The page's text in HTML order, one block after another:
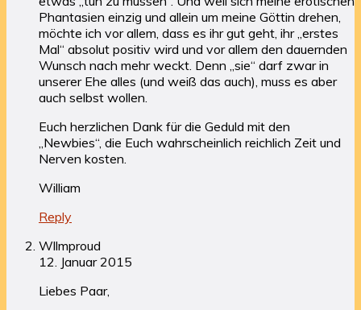
Phantasien einzig und allein um meine Göttin drehen,
möchte ich vor allem, dass es ihr gut geht, ihr „erstes
Mal“ absolut positiv wird und vor allem den dauernden
Wunsch nach mehr weckt. Denn „sie“ darf zwar in
unserer Ehe alles (und weiß das auch), muss es aber
auch selbst wollen.
Euch herzlichen Dank für die Geduld mit den
„Newbies“, die Euch wahrscheinlich reichlich Zeit und
Nerven kosten.
William
Reply
Wllmproud
12. Januar 2015
Liebes Paar,